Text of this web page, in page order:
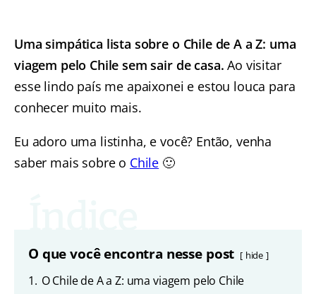
Uma simpática lista sobre o Chile de A a Z: uma
viagem pelo Chile sem sair de casa. Ao visitar
esse lindo país me apaixonei e estou louca para
conhecer muito mais.
Eu adoro uma listinha, e você? Então, venha
saber mais sobre o Chile 🙂
O que você encontra nesse post hide
1. O Chile de A a Z: uma viagem pelo Chile